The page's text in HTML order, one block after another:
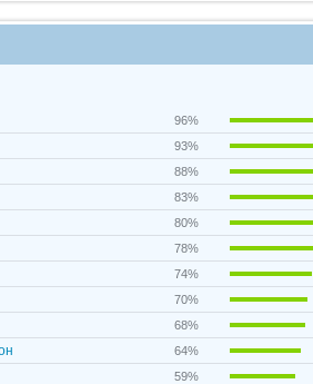
96%
93%
88%
83%
80%
78%
74%
70%
68%
64%
59%